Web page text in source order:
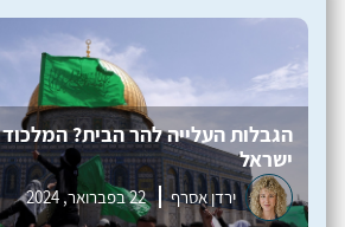
הגבלות העלייה להר הבית?
ישראל
ירדן אסרף 22 בפברואר, 2024